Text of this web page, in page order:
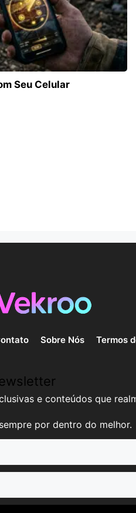
Seu Celular
Sobre Nós Termos
e conteúdos que
por dentro do melhor.